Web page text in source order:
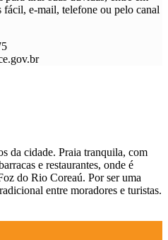
fácil, e-mail, telefone ou pelo canal
da cidade. Praia tranquila, com
e restaurantes, onde é
do Rio Coreaú. Por ser uma
entre moradores e turistas.